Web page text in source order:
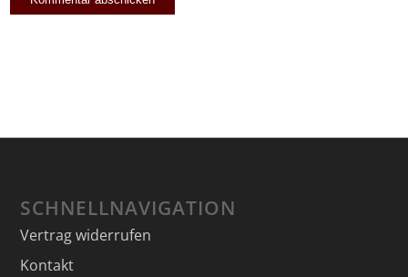
SCHNELLNAVIGATION
Vertrag widerrufen
Kontakt